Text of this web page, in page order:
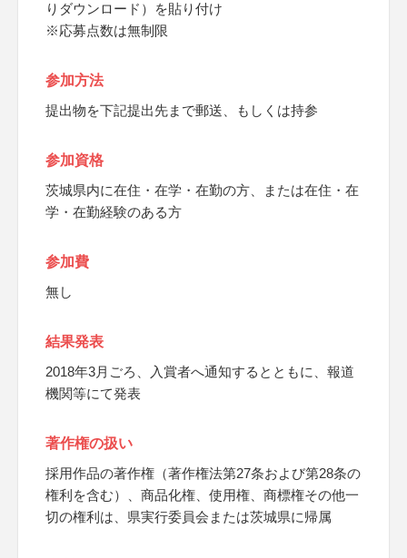
りダウンロード）を貼り付け
※応募点数は無制限
参加方法
提出物を下記提出先まで郵送、もしくは持参
参加資格
茨城県内に在住・在学・在勤の方、または在住・在
学・在勤経験のある方
参加費
無し
結果発表
2018年3月ごろ、入賞者へ通知するとともに、報道
機関等にて発表
著作権の扱い
採用作品の著作権（著作権法第27条および第28条の
権利を含む）、商品化権、使用権、商標権その他一
切の権利は、県実行委員会または茨城県に帰属